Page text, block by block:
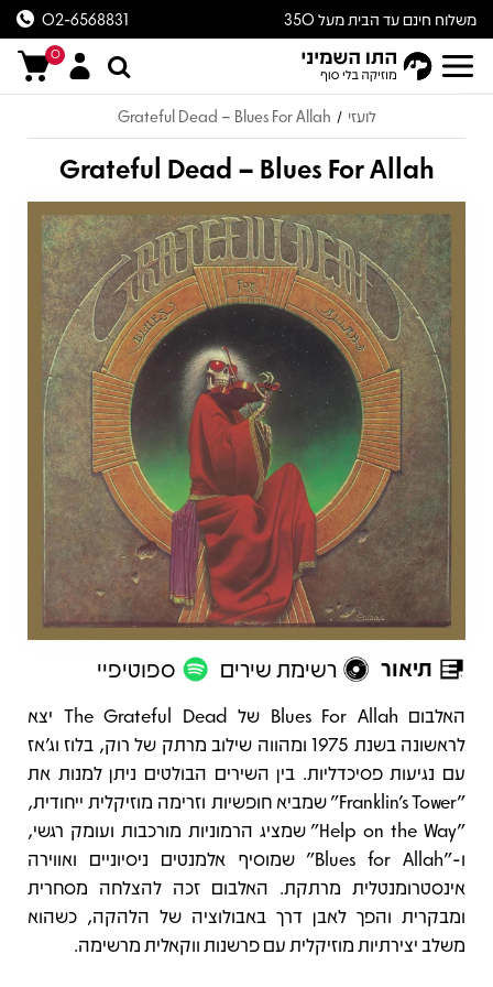
משלוח חינם עד הבית מעל 350
ש״ח
02-6568831
0
לועזי /
Grateful Dead – Blues For Allah
Grateful Dead – Blues For Allah
תיאור רשימת שירים ספוטיפיי
תיאור
האלבום Blues For Allah של The Grateful Dead יצא
לראשונה בשנת 1975 ומהווה שילוב מרתק של רוק, בלוז וג׳אז
עם נגיעות פסיכדליות. בין השירים הבולטים ניתן למנות את
"Franklin’s Tower" שמביא חופשיות וזרימה מוזיקלית ייחודית,
"Help on the Way" שמציג הרמוניות מורכבות ועומק רגשי,
ו‑"Blues for Allah" שמוסיף אלמנטים ניסיוניים ואווירה
אינסטרומנטלית מרתקת. האלבום זכה להצלחה מסחרית
ומבקרית והפך לאבן דרך באבולוציה של הלהקה, כשהוא
משלב יצירתיות מוזיקלית עם פרשנות ווקאלית מרשימה.